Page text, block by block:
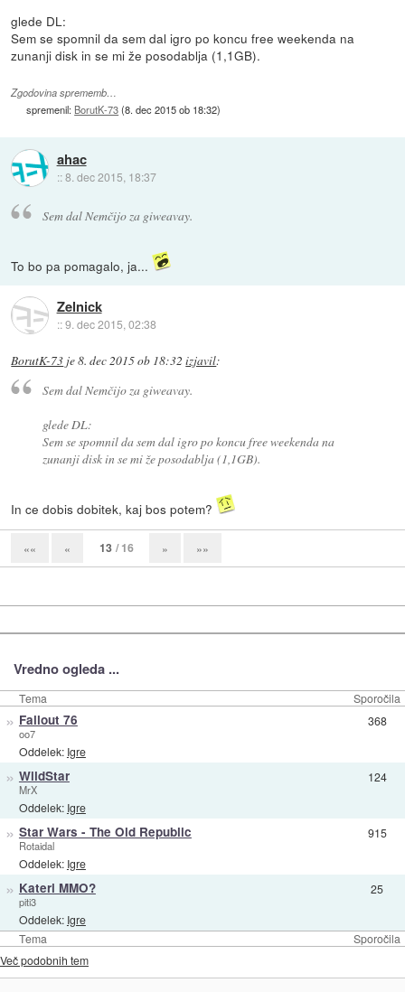
glede DL:
Sem se spomnil da sem dal igro po koncu free weekenda na
zunanji disk in se mi že posodablja (1,1GB).
Zgodovina sprememb…
spremenil: BorutK-73(8. dec 2015 ob 18:32)
ahac
::8. dec 2015, 18:37
Sem dal Nemčijo za giweavay.
To bo pa pomagalo, ja...
Zelnick
::9. dec 2015, 02:38
BorutK-73 je8. dec 2015 ob 18:32 izjavil:
Sem dal Nemčijo za giweavay.
glede DL:
Sem se spomnil da sem dal igro po koncu free weekenda na
zunanji disk in se mi že posodablja (1,1GB).
In ce dobis dobitek, kaj bos potem?
«« « 13 / 16 » »»
Vredno ogleda ...
Tema Sporočila
Tema Sporočila
» Fallout 76
oo7
Oddelek: Igre
368
» WildStar
MrX
Oddelek: Igre
124
» Star Wars - The Old Republic
Rotaidal
Oddelek: Igre
915
» Kateri MMO?
piti3
Oddelek: Igre
25
Več podobnih tem